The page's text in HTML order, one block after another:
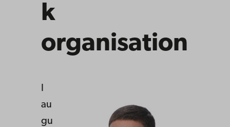
k
organisation
au
gu